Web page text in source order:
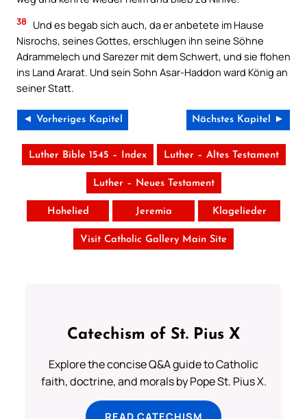
38
Und es begab sich auch, da er anbetete im Hause
Nisrochs, seines Gottes, erschlugen ihn seine Söhne
Adrammelech und Sarezer mit dem Schwert, und sie flohen
ins Land Ararat. Und sein Sohn Asar-Haddon ward König an
seiner Statt.
◄ Vorheriges Kapitel Nächstes Kapitel ►
Luther Bible 1545 – Index Luther – Altes Testament
Luther – Neues Testament
Hohelied Jeremia Klagelieder
Visit Catholic Gallery Main Site
Catechism of St. Pius X
Explore the concise Q&A guide to Catholic
faith, doctrine, and morals by Pope St. Pius X.